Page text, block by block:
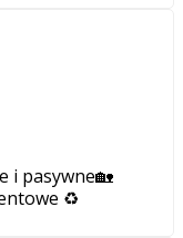
i pasywne🏡
♻️